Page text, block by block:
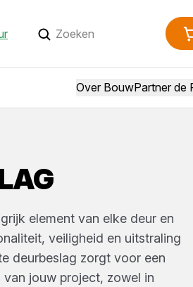
Over BouwPartner de
element van elke deur en
veiligheid en uitstraling
deurbeslag zorgt voor een
jouw project, zowel in